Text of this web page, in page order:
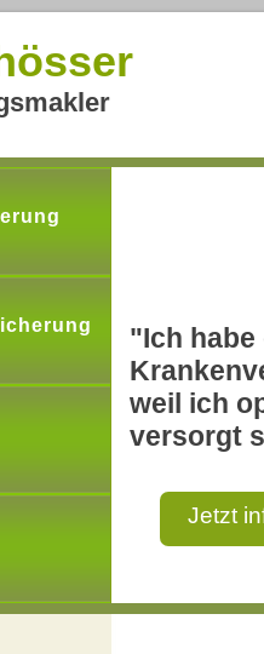
"Ich habe
weil ich
versorgt
Jetzt